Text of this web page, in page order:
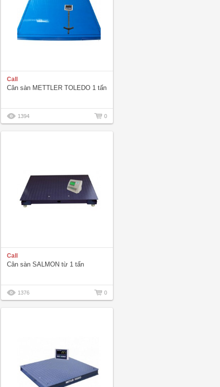
Call
Cân sàn METTLER TOLEDO 1 tấn
1394 0
Call
Cân sàn SALMON từ 1 tấn
1376 0